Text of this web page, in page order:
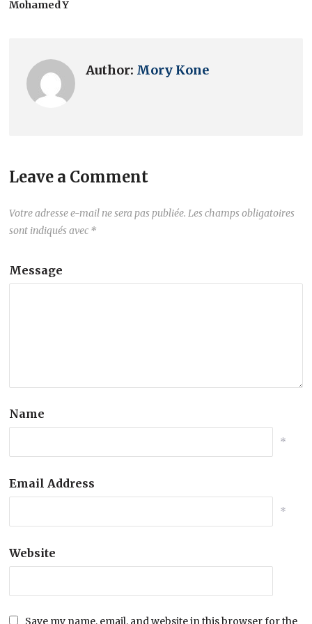
Mohamed Y
Author: Mory Kone
Leave a Comment
Votre adresse e-mail ne sera pas publiée. Les champs obligatoires
sont indiqués avec *
Message
Name
*
Email Address
*
Website
Save my name, email, and website in this browser for the